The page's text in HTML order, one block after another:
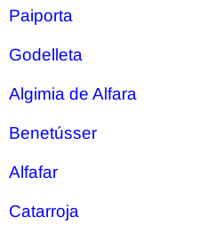
Paiporta
Godelleta
Algimia de Alfara
Benetússer
Alfafar
Catarroja